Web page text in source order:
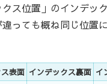
ス位置」のインデッ
っても概ね同じ位置
表面 インデックス裏面 イ